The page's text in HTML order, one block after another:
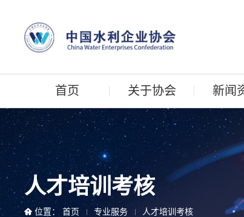
首页 关于协会 新闻
人才培训考核
位置： 首页 专业服务 人才培训考核